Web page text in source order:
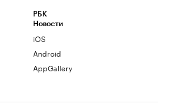
РБК
Новости
iOS
Android
AppGallery